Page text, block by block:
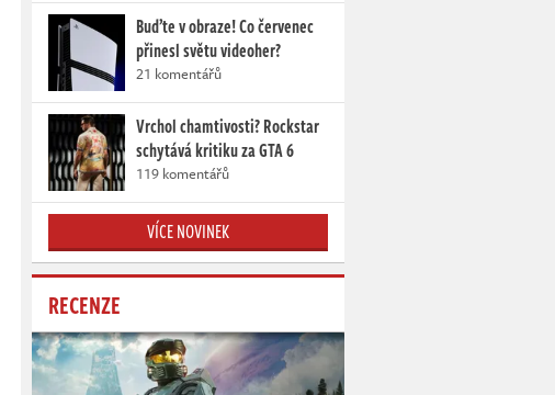
Buďte v obraze! Co červenec
přinesl světu videoher?
21 komentářů
Vrchol chamtivosti? Rockstar
schytává kritiku za GTA 6
119 komentářů
VÍCE NOVINEK
RECENZE